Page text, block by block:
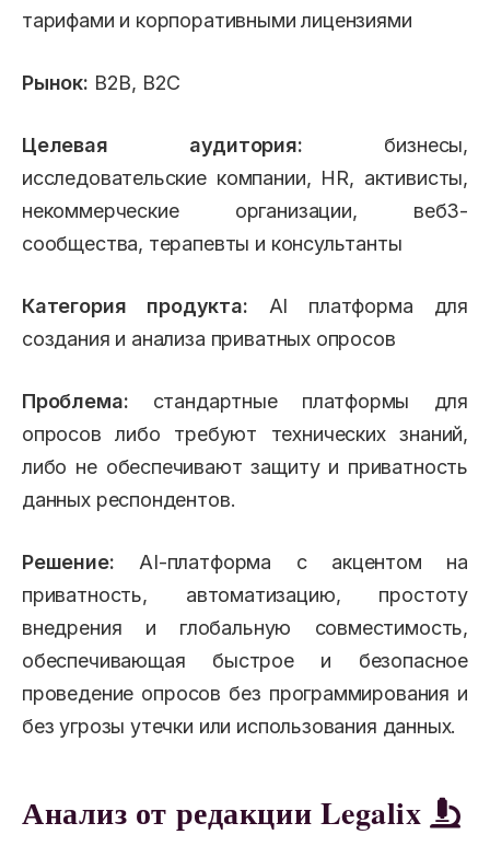
тарифами и корпоративными лицензиями
Рынок: B2B, B2C
Целевая аудитория: бизнесы,
исследовательские компании, HR, активисты,
некоммерческие организации, веб3-
сообщества, терапевты и консультанты
Категория продукта: AI платформа для
создания и анализа приватных опросов
Проблема: стандартные платформы для
опросов либо требуют технических знаний,
либо не обеспечивают защиту и приватность
данных респондентов.
Решение: AI-платформа с акцентом на
приватность, автоматизацию, простоту
внедрения и глобальную совместимость,
обеспечивающая быстрое и безопасное
проведение опросов без программирования и
без угрозы утечки или использования данных.
Анализ от редакции Legalix